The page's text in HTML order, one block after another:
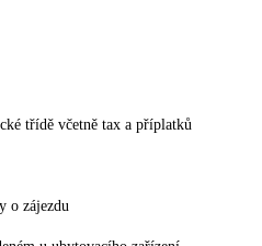
třídě včetně tax a příplatků
o zájezdu